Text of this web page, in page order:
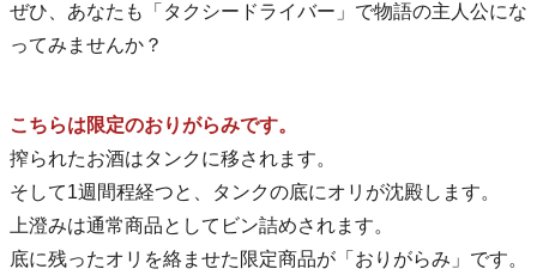
ぜひ、あなたも「タクシードライバー」で物語の主人公にな
ってみませんか？
こちらは限定のおりがらみです。
搾られたお酒はタンクに移されます。
そして1週間程経つと、タンクの底にオリが沈殿します。
上澄みは通常商品としてビン詰めされます。
底に残ったオリを絡ませた限定商品が「おりがらみ」です。